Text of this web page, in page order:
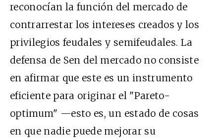
reconocían la función del mercado de
contrarrestar los intereses creados y los
privilegios feudales y semifeudales. La
defensa de Sen del mercado no consiste
en afirmar que este es un instrumento
eficiente para originar el "Pareto-
optimum" —esto es, un estado de cosas
en que nadie puede mejorar su